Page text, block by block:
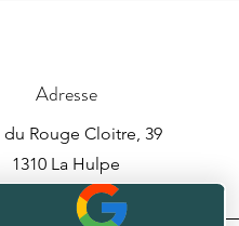
Adresse
du Rouge Cloitre, 39
1310 La Hulpe